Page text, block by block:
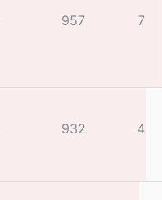
өрөмдлөгийг
957 7
932 4